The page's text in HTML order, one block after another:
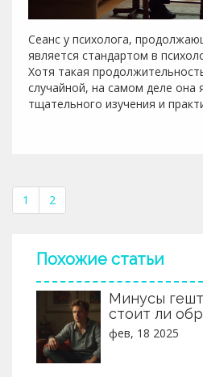
Сеанс у психолога,
является стандартом в
Хотя такая
случайной, на самом деле она
тщательного изучения и
такого времени, его
лучше понять ритм и
1 2
Похожие статьи
Минусы
стоит ли
фев, 18 2025